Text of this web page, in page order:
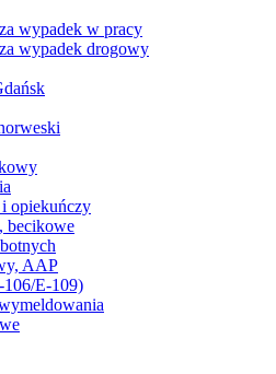
wypadek w pracy
wypadek drogowy
i opiekuńczy
becikowe
AAP
E-109)